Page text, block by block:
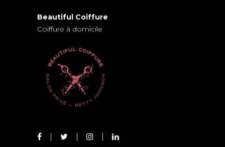
Beautiful Coiffure
Coiffure à domicile